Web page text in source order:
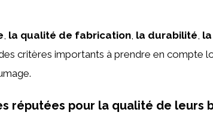
, la qualité de fabrication, la durabilité, la
critères importants à prendre en compte
réputées pour la qualité de leurs